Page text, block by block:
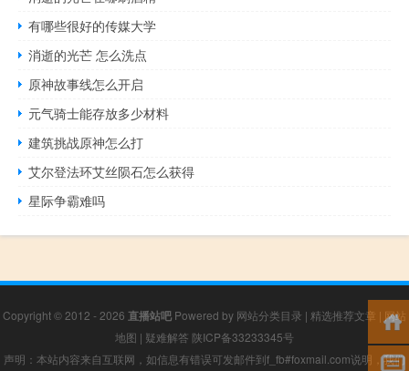
有哪些很好的传媒大学
消逝的光芒 怎么洗点
原神故事线怎么开启
元气骑士能存放多少材料
建筑挑战原神怎么打
艾尔登法环艾丝陨石怎么获得
星际争霸难吗
Copyright © 2012 - 2026 直播站吧 Powered by 网站分类目录 | 精选推荐文章 | 网站
地图 | 疑难解答 陕ICP备33233345号
声明：本站内容来自互联网，如信息有错误可发邮件到f_fb#foxmail.com说明，我们